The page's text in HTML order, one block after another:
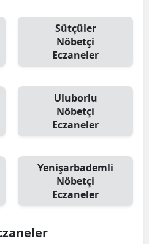
Sütçüler
Nöbetçi
Eczaneler
Uluborlu
Nöbetçi
Eczaneler
Yenişarbademli
Nöbetçi
Eczaneler